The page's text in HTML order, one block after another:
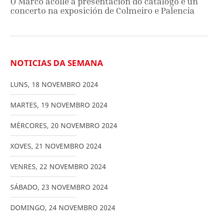
concerto na exposición de Colmeiro e Palencia
NOTICIAS DA SEMANA
LUNS, 18 NOVEMBRO 2024
MARTES, 19 NOVEMBRO 2024
MÉRCORES, 20 NOVEMBRO 2024
XOVES, 21 NOVEMBRO 2024
VENRES, 22 NOVEMBRO 2024
SÁBADO, 23 NOVEMBRO 2024
DOMINGO, 24 NOVEMBRO 2024